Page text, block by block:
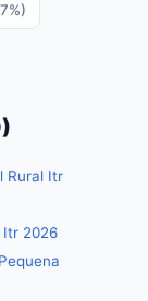
)
Rural Itr
Itr 2026